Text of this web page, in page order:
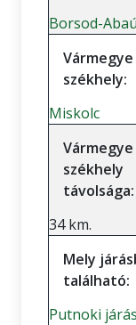
Borsod-
Vármegye
székhely:
Miskolc
Vármegye
székhely
távolsága:
34 km.
Mely
található:
Putnoki